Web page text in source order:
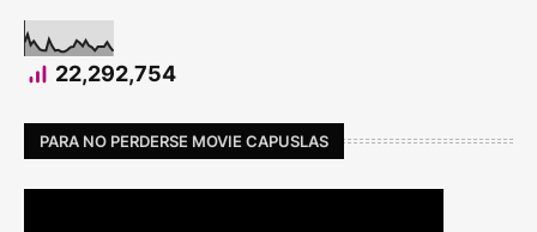
22,292,754
PARA NO PERDERSE MOVIE CAPUSLAS